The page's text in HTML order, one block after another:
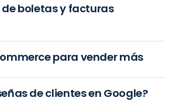
boletas y facturas
para vender más
de clientes en Google?